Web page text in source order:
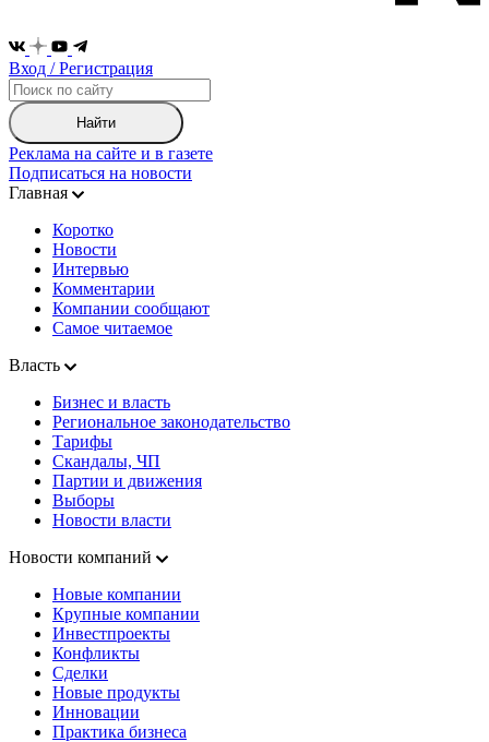
Вход / Регистрация
Найти
Реклама на сайте и в газете
Подписаться на новости
Главная
Коротко
Новости
Интервью
Комментарии
Компании сообщают
Самое читаемое
Власть
Бизнес и власть
Региональное законодательство
Тарифы
Скандалы, ЧП
Партии и движения
Выборы
Новости власти
Новости компаний
Новые компании
Крупные компании
Инвестпроекты
Конфликты
Сделки
Новые продукты
Инновации
Практика бизнеса